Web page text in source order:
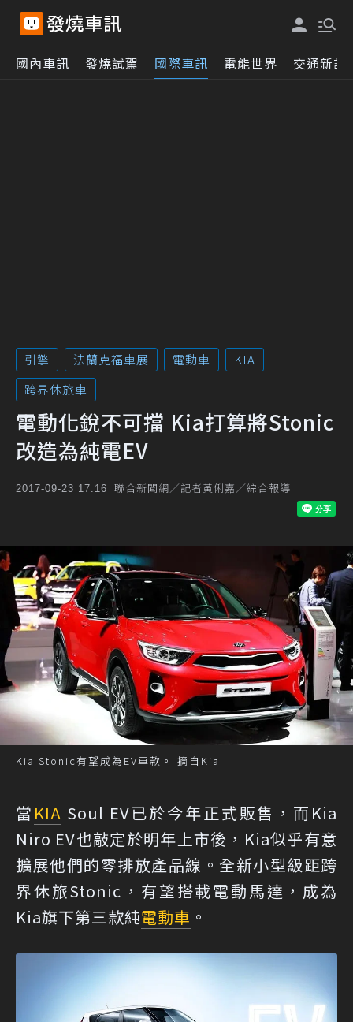
國內車訊 發燒試駕 國際車訊 電能世界 交通新訊
引擎 法蘭克福車展 電動車
KIA
跨界休旅車
電動化銳不可擋 Kia打算將Stonic
改造為純電EV
2017-09-23 17:16 聯合新聞網／記者黃俐嘉／綜合報導
Kia Stonic有望成為EV車款。 摘自Kia
當 KIA Soul EV已於今年正式販售，而Kia
Niro EV也敲定於明年上市後，Kia似乎有意
擴展他們的零排放產品線。全新小型級距跨
界休旅Stonic，有望搭載電動馬達，成為
Kia旗下第三款純電動車 。